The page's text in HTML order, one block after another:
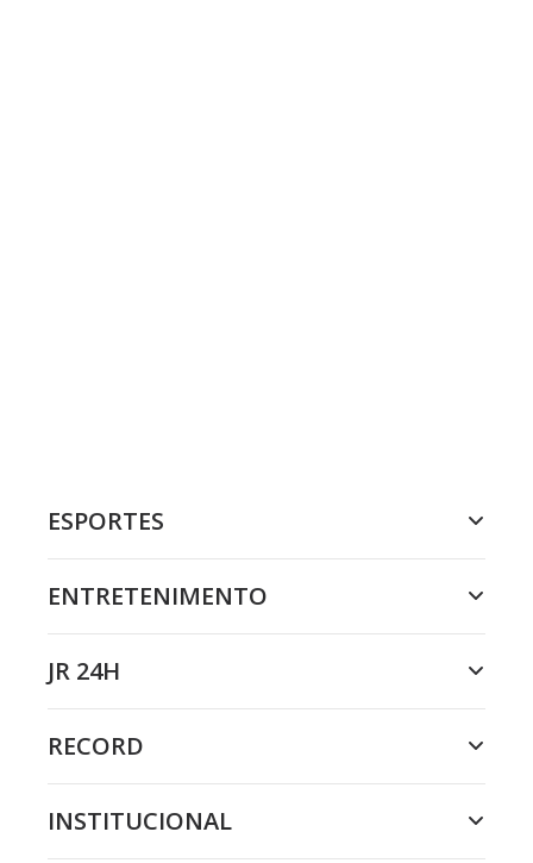
ESPORTES
ENTRETENIMENTO
JR 24H
RECORD
INSTITUCIONAL